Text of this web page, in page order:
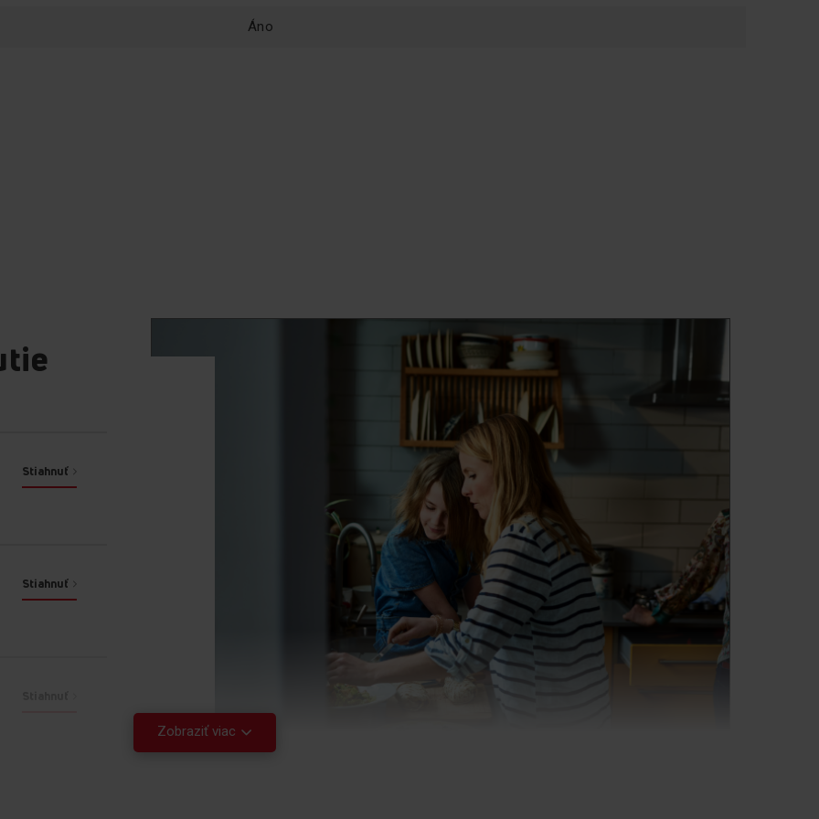
varnej doske a môžeme si byť istí skvelými výsledkami!
umožňuje automaticky
Indukčná varná doska
spotrebuje o 40 % menej
energie ako tradičná
keramická varná doska. Aj v
pohotovostnom režime je
spotreba polovičná v
porovnaní s požiadavkami
noriem.
Áno
Stiahnuť
Stiahnuť
Zobraziť viac